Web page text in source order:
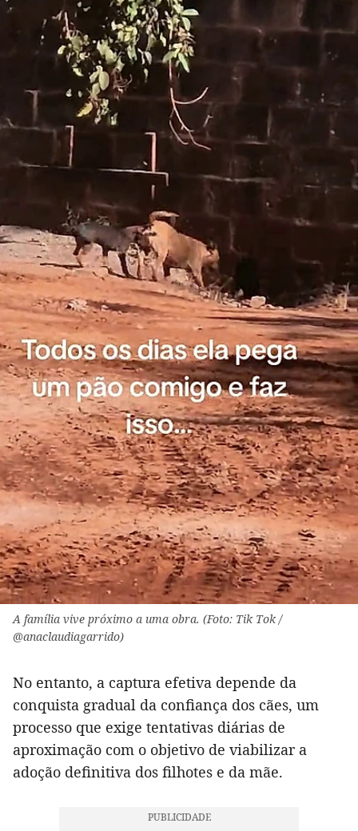
A família vive próximo a uma obra. (Foto: Tik Tok /
@anaclaudiagarrido)
No entanto, a captura efetiva depende da
conquista gradual da confiança dos cães, um
processo que exige tentativas diárias de
aproximação com o objetivo de viabilizar a
adoção definitiva dos filhotes e da mãe.